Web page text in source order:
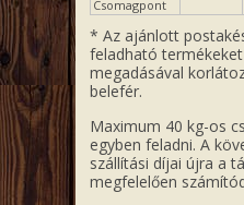
Csomagpont
* Az ajánlott
feladható
megadásával
belefér.
Maximum 40 kg-os
egyben feladni. A
szállítási díjai újra a
megfelelően